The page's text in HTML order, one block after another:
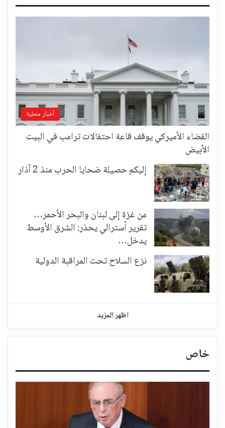
أخبار محلية
القضاء الأميركي يوقف قاعة احتفالات ترامب في البيت
الأبيض
إليكم حصيلة ضحايا الحرب منذ 2 آذار
من غزة إلى لبنان والبحر الأحمر…
تقرير أسترالي يحذر: الشرق الأوسط
يدخل…
نزع السلاح تحت المراقبة الدولية
اظهر المزيد
خاص